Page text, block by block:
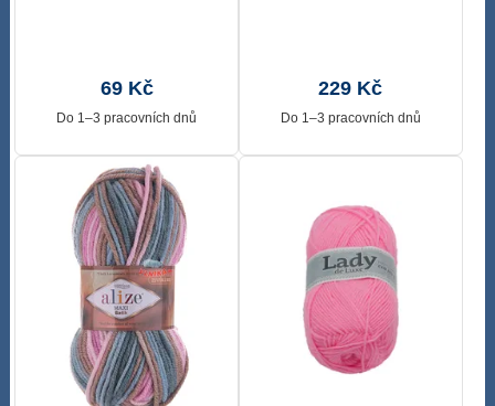
69 Kč
Do 1–3 pracovních dnů
229 Kč
Do 1–3 pracovních dnů